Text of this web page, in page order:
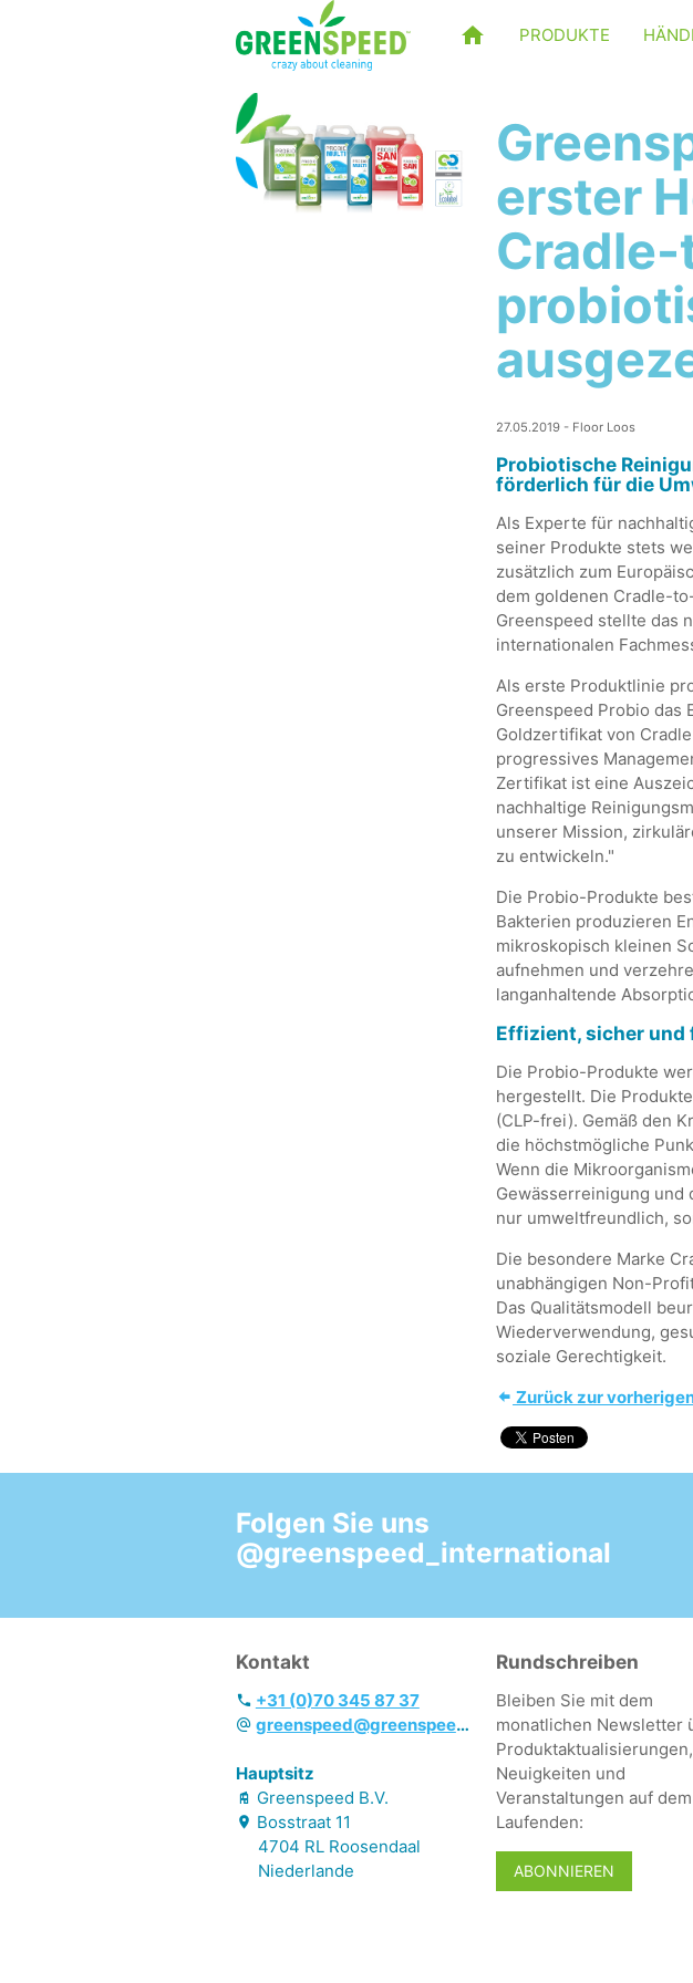
PRODUKTE
erster
27.05.2019 - Floor Loos
Probiotische
förderlich für die
Als Experte für
seiner Produkte stets
zusätzlich zum
dem goldenen Cradle-
Greenspeed stellte das
internationalen
Als erste Produktlinie
Greenspeed Probio das
Goldzertifikat von
progressives
Zertifikat ist eine
nachhaltige
unserer Mission,
zu entwickeln."
Die Probio-Produkte
Bakterien produzieren
mikroskopisch kleinen
aufnehmen und
langanhaltende
Effizient, sicher
Die Probio-Produkte
hergestellt. Die
(CLP-frei). Gemäß den
die höchstmögliche
Wenn die
Gewässerreinigung und
nur umweltfreundlich,
Die besondere Marke
unabhängigen Non-
Das Qualitätsmodell
Wiederverwendung,
soziale Gerechtigkeit.
Zurück zur
Folgen Sie uns
@greenspeed_international
Kontakt
+31 (0)70 345 87 37
greenspeed@greenspeed.eu
Hauptsitz
Greenspeed B.V.
Bosstraat 11
4704 RL Roosendaal
Niederlande
Rundschreiben
Bleiben Sie mit dem
monatlichen Newsletter
Produktaktualisierungen,
Neuigkeiten und
Veranstaltungen auf dem
Laufenden:
ABONNIEREN